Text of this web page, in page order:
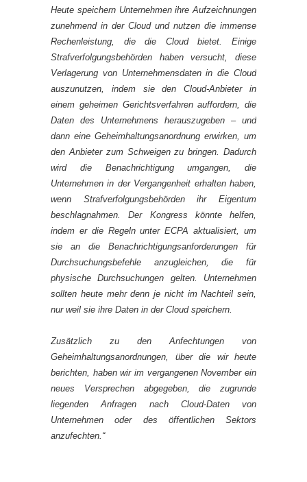
Heute speichern Unternehmen ihre Aufzeichnungen
zunehmend in der Cloud und nutzen die immense
Rechenleistung, die die Cloud bietet. Einige
Strafverfolgungsbehörden haben versucht, diese
Verlagerung von Unternehmensdaten in die Cloud
auszunutzen, indem sie den Cloud-Anbieter in
einem geheimen Gerichtsverfahren auffordern, die
Daten des Unternehmens herauszugeben – und
dann eine Geheimhaltungsanordnung erwirken, um
den Anbieter zum Schweigen zu bringen. Dadurch
wird die Benachrichtigung umgangen, die
Unternehmen in der Vergangenheit erhalten haben,
wenn Strafverfolgungsbehörden ihr Eigentum
beschlagnahmen. Der Kongress könnte helfen,
indem er die Regeln unter ECPA aktualisiert, um
sie an die Benachrichtigungsanforderungen für
Durchsuchungsbefehle anzugleichen, die für
physische Durchsuchungen gelten. Unternehmen
sollten heute mehr denn je nicht im Nachteil sein,
nur weil sie ihre Daten in der Cloud speichern.
Zusätzlich zu den Anfechtungen von
Geheimhaltungsanordnungen, über die wir heute
berichten, haben wir im vergangenen November ein
neues Versprechen abgegeben, die zugrunde
liegenden Anfragen nach Cloud-Daten von
Unternehmen oder des öffentlichen Sektors
anzufechten.“